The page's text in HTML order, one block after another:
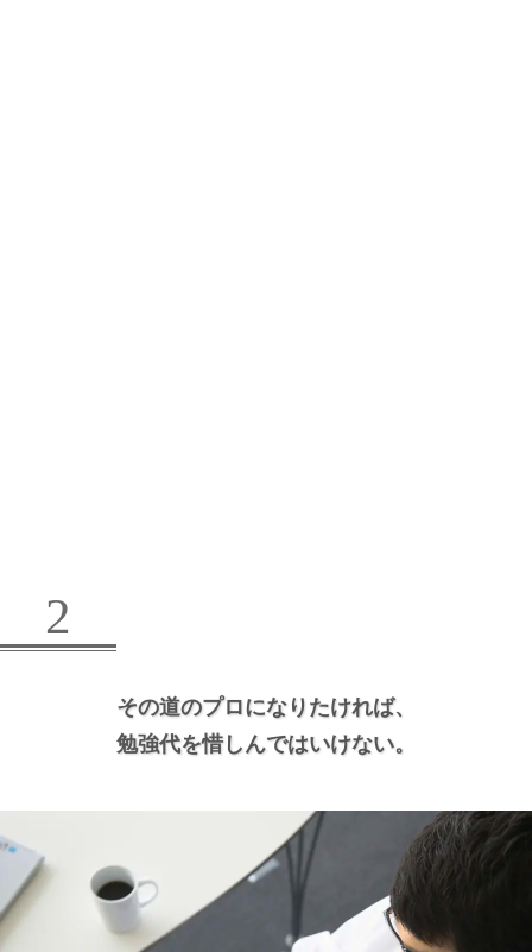
2
その道のプロになりたければ、
勉強代を惜しんではいけない。